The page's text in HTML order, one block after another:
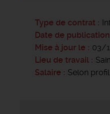
Type de contrat
Date de publication
Mise à jour le
03/
Lieu de travail
Salaire
Selon profil